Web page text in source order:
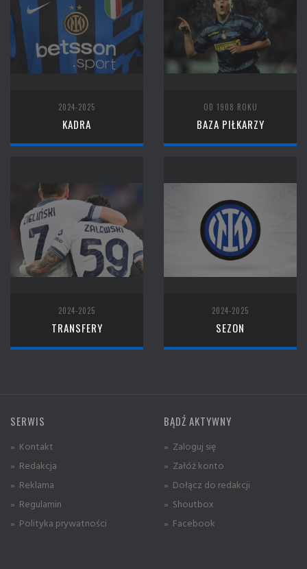
2024-2025
KADRA
OD 1908 ROKU
BAZA PIŁKARZY
2024-2025
TRANSFERY
2024-2025
SEZON
SERWIS
» Kontakt
» Redakcja
» Reklama
» Regulamin
» Polityka prywatności
BĄDŹ AKTYWNY
» Zaloguj się
» Załóż konto
» Dołącz do redakcji
» Shoutbox
» Facebook